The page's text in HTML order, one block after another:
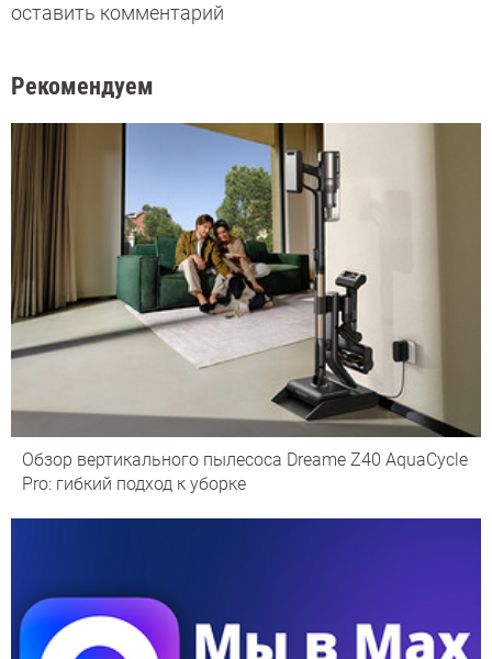
оставить комментарий
Рекомендуем
Обзор вертикального пылесоса Dreame Z40 AquaCycle
Pro: гибкий подход к уборке